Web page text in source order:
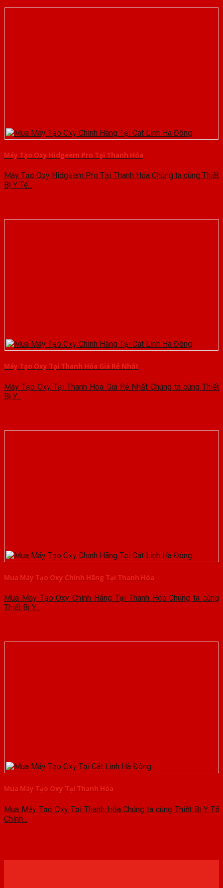
Máy Tạo Oxy Hidgeem Pro Tại Thanh Hóa
Máy Tạo Oxy Hidgeem Pro Tại Thanh Hóa Chúng ta cùng Thiết
Bị Y Tế...
Máy Tạo Oxy Tại Thanh Hóa Giá Rẻ Nhất
Máy Tạo Oxy Tại Thanh Hóa Giá Rẻ Nhất Chúng ta cùng Thiết
Bị Y...
Mua Máy Tạo Oxy Chính Hãng Tại Thanh Hóa
Mua Máy Tạo Oxy Chính Hãng Tại Thanh Hóa Chúng ta cùng
Thiết Bị Y...
Mua Máy Tạo Oxy Tại Thanh Hóa
Mua Máy Tạo Oxy Tại Thanh Hóa Chúng ta cùng Thiết Bị Y Tế
Chính...